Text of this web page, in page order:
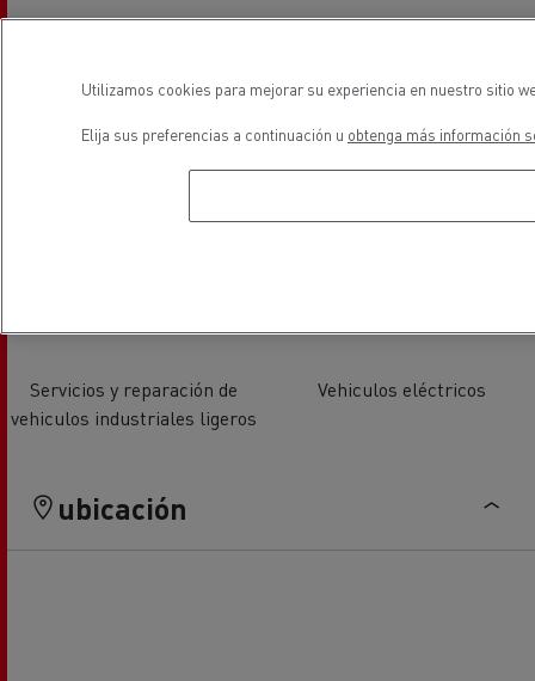
Servicios y reparación de
Sala de descanso conductores
Servicios y reparación de
vehiculos industriales ligeros
Vehiculos eléctricos
ubicación
Utilizamos cookies para mejorar su experiencia en nuestro sitio
Elija sus preferencias a continuación u obtenga más información